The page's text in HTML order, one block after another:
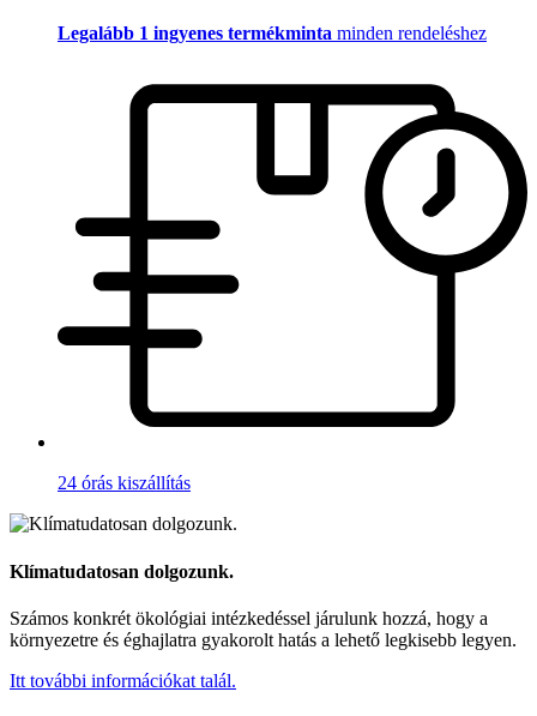
Legalább 1 ingyenes termékminta minden rendeléshez
24 órás kiszállítás
Klímatudatosan dolgozunk.
Számos konkrét ökológiai intézkedéssel járulunk hozzá, hogy a
környezetre és éghajlatra gyakorolt hatás a lehető legkisebb legyen.
Itt további információkat talál.